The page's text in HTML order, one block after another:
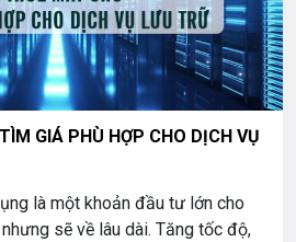
GIÁ PHÙ HỢP CHO DỊCH VỤ
là một khoản đầu tư lớn cho
sẽ về lâu dài. Tăng tốc độ,